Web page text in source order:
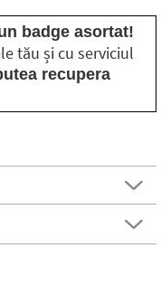
badge asortat!
tău și cu serviciul
recupera